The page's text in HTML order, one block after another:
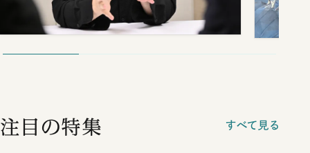
注目の特集 すべて見る